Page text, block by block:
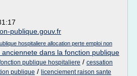
publique.gouv.fr
hospitaliere allocation perte emploi non
anciennete dans la fonction publique
publique hospitaliere / cessation
publique / licenciement raison sante